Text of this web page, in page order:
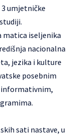
umjetničke
matica iseljenika
nacionalna
jezika i kulture
posebnim
sati nastave, u